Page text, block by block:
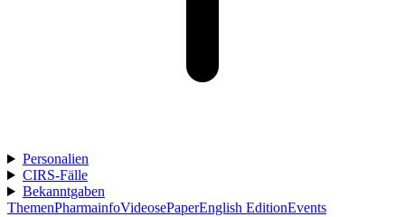
Personalien
CIRS-Fälle
Bekanntgaben
ThemenPharmainfoVideosePaperEnglish EditionEvents